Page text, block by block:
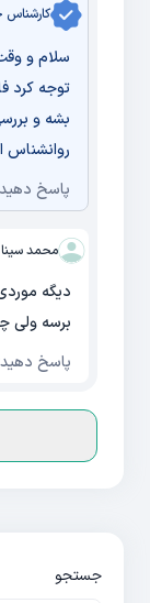
کارشناس
سلام و
توجه کرد
بشه و
روانشناس
پاسخ دهید
محمد سینا
دیگه
برسه ولی
پاسخ دهید
جستجو